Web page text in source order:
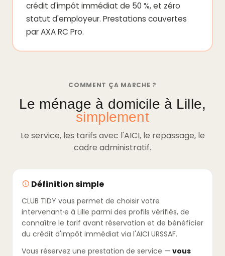
crédit d'impôt immédiat de 50 %, et zéro
statut d'employeur. Prestations couvertes
par AXA RC Pro.
COMMENT ÇA MARCHE ?
Le ménage à domicile à Lille,
simplement
Le service, les tarifs avec l'AICI, le repassage, le
cadre administratif.
Définition simple
CLUB TIDY vous permet de choisir votre
intervenant·e à Lille parmi des profils vérifiés, de
connaître le tarif avant réservation et de bénéficier
du crédit d'impôt immédiat via l'AICI URSSAF.
Vous réservez une prestation de service — vous